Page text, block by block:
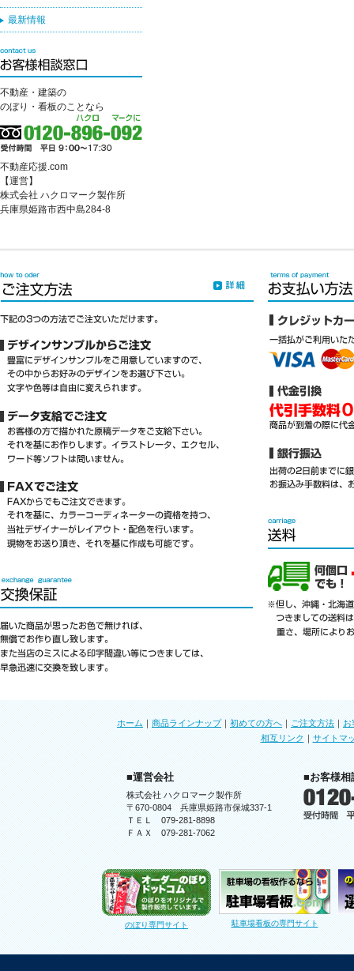
最新情報
不動産・建築の
のぼり・看板のことなら
不動産応援.com
【運営】
株式会社 ハクロマーク製作所
兵庫県姫路市西中島284-8
ホーム ｜ 商品ラインナップ｜ 初めての方へ ｜ ご注文方法 ｜ お
相互リンク ｜ サイトマ
■運営会社
株式会社 ハクロマーク製作所
〒670-0804 兵庫県姫路市保城337-1
ＴＥＬ 079-281-8898
ＦＡＸ 079-281-7062
■お客様相
のぼり専門サイト 駐車場看板の専門サイト